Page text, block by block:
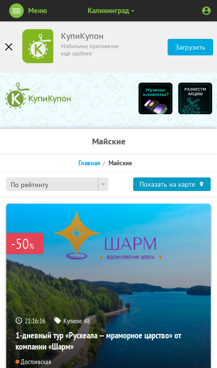
КупиКупон
Мобильное приложение
ещё удобнее
Загрузить
Меню Калининград
Майские
По рейтингу
Главная Майские
Показать на карте
-50%
21:16:15 Купили:48
1-дневный тур «Рускеала — мраморное царство» от
компании «Шарм»
Достоевская